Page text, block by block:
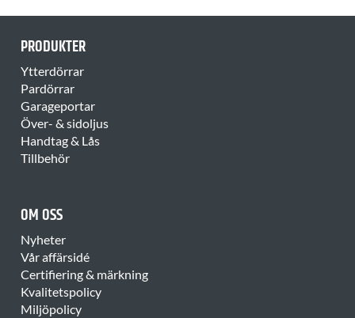
PRODUKTER
Ytterdörrar
Pardörrar
Garageportar
Över- & sidoljus
Handtag & Lås
Tillbehör
OM OSS
Nyheter
Vår affärsidé
Certifiering & märkning
Kvalitetspolicy
Miljöpolicy